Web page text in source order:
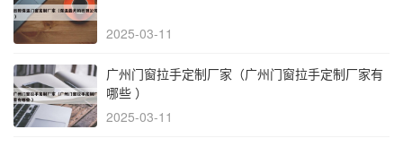
2025-03-11
广州门窗拉手定制厂家（广州门窗拉手定制厂家有
哪些 ）
2025-03-11